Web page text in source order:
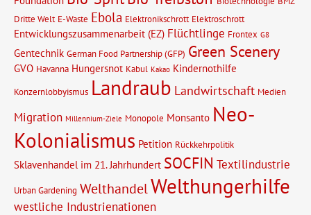
Dritte Welt E-Waste Ebola Elektronikschrott Elektroschrott
Entwicklungszusammenarbeit (EZ) Flüchtlinge Frontex G8
Gentechnik German Food Partnership (GFP) Green Scenery
GVO Havanna Hungersnot Kabul Kakao Kindernothilfe
Konzernlobbyismus Landraub Landwirtschaft Medien
Migration Millennium-Ziele Monopole Monsanto Neo-
Kolonialismus Petition Rückkehrpolitik
Sklavenhandel im 21. Jahrhundert SOCFIN Textilindustrie
Urban Gardening WelthandelWelthungerhilfe
westliche Industrienationen